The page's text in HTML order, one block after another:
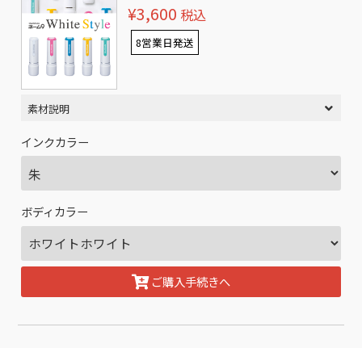
¥3,600 税込
8営業日発送
素材説明
インクカラー
ボディカラー
ご購入手続きへ